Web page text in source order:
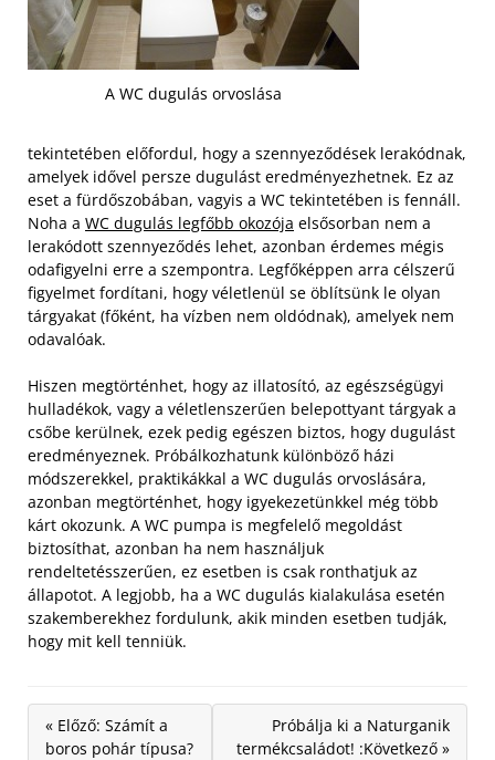
A WC dugulás orvoslása
tekintetében előfordul, hogy a szennyeződések lerakódnak,
amelyek idővel persze dugulást eredményezhetnek. Ez az
eset a fürdőszobában, vagyis a WC tekintetében is fennáll.
Noha a WC dugulás legfőbb okozója elsősorban nem a
lerakódott szennyeződés lehet, azonban érdemes mégis
odafigyelni erre a szempontra. Legfőképpen arra célszerű
figyelmet fordítani, hogy véletlenül se öblítsünk le olyan
tárgyakat (főként, ha vízben nem oldódnak), amelyek nem
odavalóak.
Hiszen megtörténhet, hogy az illatosító, az egészségügyi
hulladékok, vagy a véletlenszerűen belepottyant tárgyak a
csőbe kerülnek, ezek pedig egészen biztos, hogy dugulást
eredményeznek. Próbálkozhatunk különböző házi
módszerekkel, praktikákkal a WC dugulás orvoslására,
azonban megtörténhet, hogy igyekezetünkkel még több
kárt okozunk. A WC pumpa is megfelelő megoldást
biztosíthat, azonban ha nem használjuk
rendeltetésszerűen, ez esetben is csak ronthatjuk az
állapotot. A legjobb, ha a WC dugulás kialakulása esetén
szakemberekhez fordulunk, akik minden esetben tudják,
hogy mit kell tenniük.
« Előző: Számít a
boros pohár típusa?
Próbálja ki a Naturganik
termékcsaládot! :Következő »